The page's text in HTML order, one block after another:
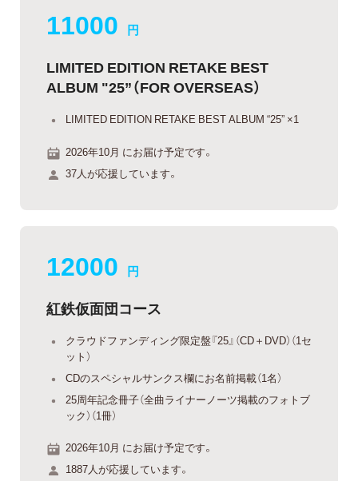
11000 円
LIMITED EDITION RETAKE BEST
ALBUM "25”（FOR OVERSEAS）
LIMITED EDITION RETAKE BEST ALBUM “25” ×1
2026年10月 にお届け予定です。
37人が応援しています。
12000 円
紅鉄仮面団コース
クラウドファンディング限定盤『25』（CD＋DVD）（1セ
ット）
CDのスペシャルサンクス欄にお名前掲載（1名）
25周年記念冊子（全曲ライナーノーツ掲載のフォトブ
ック）（1冊）
2026年10月 にお届け予定です。
1887人が応援しています。